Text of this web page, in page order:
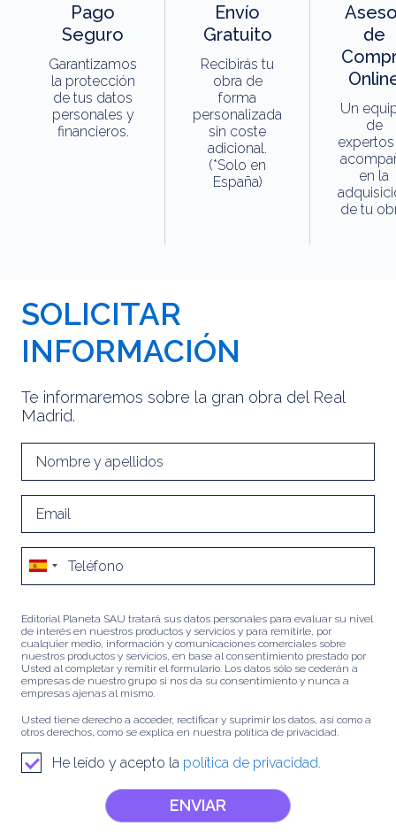
Pago
Seguro
Garantizamos
la protección
de tus datos
personales y
financieros.
Envío
Gratuito
Recibirás tu
obra de
forma
personalizada
sin coste
adicional.
(*Solo en
España)
de
Un
de
en la
de tu
SOLICITAR
INFORMACIÓN
Te informaremos sobre la gran obra del Real
Madrid.
Editorial Planeta SAU tratará sus datos personales para evaluar su nivel
de interés en nuestros productos y servicios y para remitirle, por
cualquier medio, información y comunicaciones comerciales sobre
nuestros productos y servicios, en base al consentimiento prestado por
Usted al completar y remitir el formulario. Los datos sólo se cederán a
empresas de nuestro grupo si nos da su consentimiento y nunca a
empresas ajenas al mismo.
Usted tiene derecho a acceder, rectificar y suprimir los datos, así como a
otros derechos, como se explica en nuestra política de privacidad.
He leído y acepto la política de privacidad.
ENVIAR